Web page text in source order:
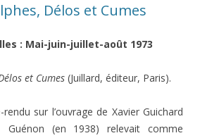
Délos et Cumes
: Mai-juin-juillet-août 1973
et Cumes (Juillard, éditeur, Paris).
sur l’ouvrage de Xavier Guichard
Guénon (en 1938) relevait comme